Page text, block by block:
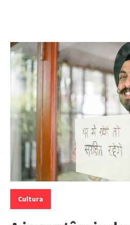
Categorias:
Cultura